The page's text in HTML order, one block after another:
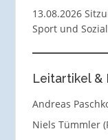
13.08.2026
Sport und
Leitartikel &
Andreas
Niels Tümmler